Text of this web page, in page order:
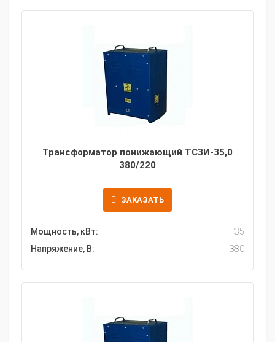
Трансформатор понижающий ТСЗИ-35,0
380/220
ЗАКАЗАТЬ
Мощность, кВт:
35
Напряжение, В:
380